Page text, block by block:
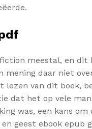
meestal, en dit
mening daar niet
lezen van dit boek,
dat het op vele
was, een kans om
geest ebook epub